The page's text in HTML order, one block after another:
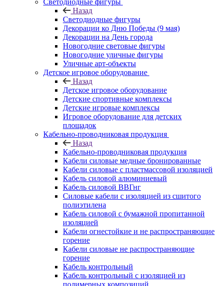
Светодиодные фигуры
Назад
Светодиодные фигуры
Декорации ко Дню Победы (9 мая)
Декорации на День города
Новогодние световые фигуры
Новогодние уличные фигуры
Уличные арт-объекты
Детское игровое оборудование
Назад
Детское игровое оборудование
Детские спортивные комплексы
Детские игровые комплексы
Игровое оборудование для детских
площадок
Кабельно-проводниковая продукция
Назад
Кабельно-проводниковая продукция
Кабели силовые медные бронированные
Кабели силовые с пластмассовой изоляцией
Кабель силовой алюминиевый
Кабель силовой ВВГнг
Силовые кабели с изоляцией из сшитого
полиэтилена
Кабель силовой с бумажной пропитанной
изоляцией
Кабели огнестойкие и не распространяющие
горение
Кабели силовые не распространяющие
горение
Кабель контрольный
Кабель контрольный с изоляцией из
полимерных композиций